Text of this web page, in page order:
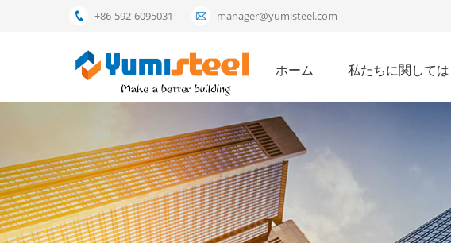
+86-592-6095031 manager@yumisteel.com
ホーム 私たちに関しては